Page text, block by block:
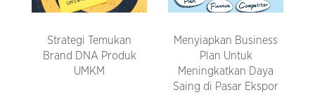
Strategi Temukan
Brand DNA Produk
UMKM
Menyiapkan Business
Plan Untuk
Meningkatkan Daya
Saing di Pasar Ekspor